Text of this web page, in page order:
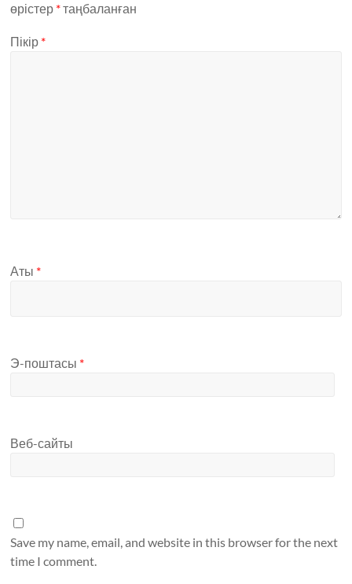
өрістер *таңбаланған
Пікір *
Аты *
Э-поштасы *
Веб-сайты
Save my name, email, and website in this browser for the next
time I comment.